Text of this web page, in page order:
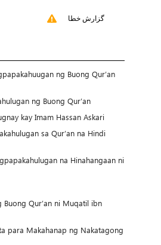
گزارش خطا
ng Buong Qur’an
ng Buong Qur’an
kay Imam Hassan Askari
sa Qur’an na Hindi
na Hinahangaan ni
Buong Qur’an ni Muqatil ibn
para Makahanap ng Nakatagong